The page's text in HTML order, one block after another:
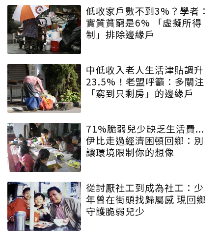
低收家戶數不到3%？學者：
實質貧窮是6% 「虛擬所得
制」排除邊緣戶
中低收入老人生活津貼調升
23.5%！老盟呼籲：多關注
「窮到只剩房」的邊緣戶
71%脆弱兒少缺乏生活費...
伊比走過經濟困頓回鄉：別
讓環境限制你的想像
從討厭社工到成為社工：少
年曾在街頭找歸屬感 現回鄉
守護脆弱兒少